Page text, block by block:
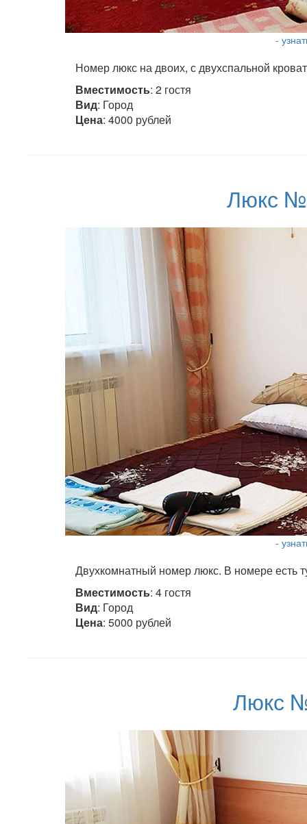
-
Номер люкс на двоих, с двухспальной
Вместимость: 2 гостя
Вид: Город
Цена: 4000 рублей
Люкс
-
Двухкомнатный номер люкс. В номере есть
Вместимость: 4 гостя
Вид: Город
Цена: 5000 рублей
Люкс